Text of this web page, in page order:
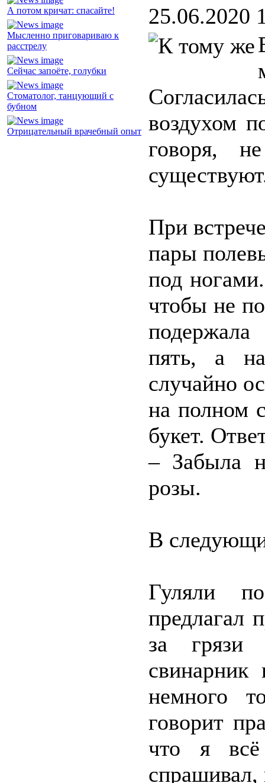
А потом кричат: спасайте!
Мысленно приговариваю к
расстрелу
Сейчас запоёте, голубки
Стоматолог, танцующий с
бубном
Отрицательный врачебный опыт
25.06.2020
воздухом
говоря,
При
пары
под
чтобы не
пять, а
случайно
на полном
букет.
– Забыла
розы.
В
Гуляли
предлагал
за грязи
свинарник
немного
говорит
что я всё
спрашивал,